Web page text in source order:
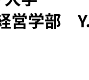
営学部